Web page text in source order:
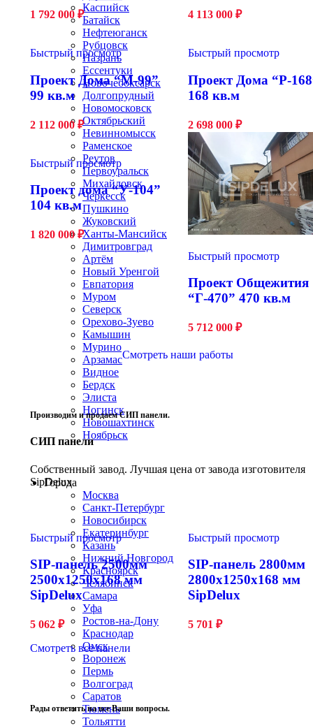
Каспийск
Батайск
Нефтеюганск
Рубцовск
Назрань
Ессентуки
Новочебоксарск
Долгопрудный
Новомосковск
Октябрьский
Невинномысск
Раменское
Реутов
Первоуральск
Михайловск
Черкесск
Пушкино
Жуковский
Ханты-Мансийск
Димитровград
Артём
Новый Уренгой
Евпатория
Муром
Северск
Орехово-Зуево
Камышин
Мурино
Арзамас
Видное
Бердск
Элиста
Ногинск
Новошахтинск
Ноябрьск
Города
Москва
Санкт-Петербург
Новосибирск
Екатеринбург
Казань
Нижний Новгород
Красноярск
Челябинск
Самара
Уфа
Ростов-на-Дону
Краснодар
Омск
Воронеж
Пермь
Волгоград
Саратов
Тюмень
Тольятти
1 792 000 ₽ 4 113 000 ₽
Быстрый просмотр
Проект Дома “М-99”
99 кв.м
2 112 000₽
Быстрый просмотр
Проект Дома “Р-
168 кв.м
2 698 000 ₽
Быстрый просмотр
Проект дома “У-104”
104 кв.м
1 820 000₽
Быстрый просмотр
Проект Общежития
“Г-470” 470 кв.м
5 712 000 ₽
Смотреть наши работы
Производим и продаем СИП панели.
СИП панели
Собственный завод. Лучшая цена от завода изготовителя
SipDelux
Быстрый просмотр
SIP-панель 2500мм
2500x1250x168 мм
SipDelux
5 062 ₽
Быстрый просмотр
SIP-панель 2800мм
2800x1250x168 мм
SipDelux
5 701 ₽
Смотреть все панели
Рады ответить на все Ваши вопросы.